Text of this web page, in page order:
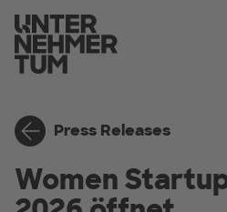
Press Releases
Women